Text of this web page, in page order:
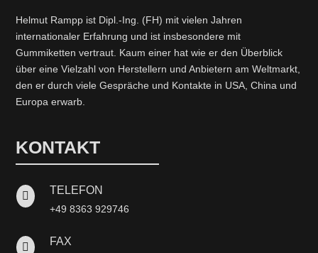
Helmut Rampp ist Dipl.-Ing. (FH) mit vielen Jahren
internationaler Erfahrung und ist insbesondere mit
Gummiketten vertraut. Kaum einer hat wie er den Überblick
über eine Vielzahl von Herstellern und Anbietern am Weltmarkt,
den er durch viele Gespräche und Kontakte in USA, China und
Europa erwarb.
KONTAKT
 TELEFON
+49 8363 929746
 FAX